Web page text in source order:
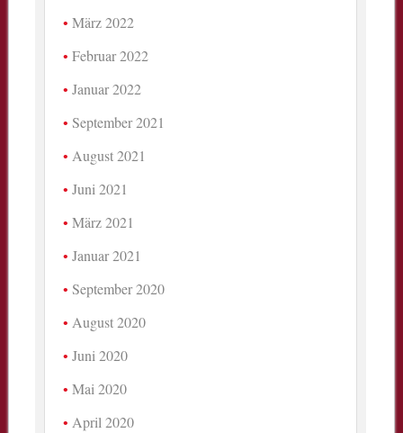
März 2022
Februar 2022
Januar 2022
September 2021
August 2021
Juni 2021
März 2021
Januar 2021
September 2020
August 2020
Juni 2020
Mai 2020
April 2020